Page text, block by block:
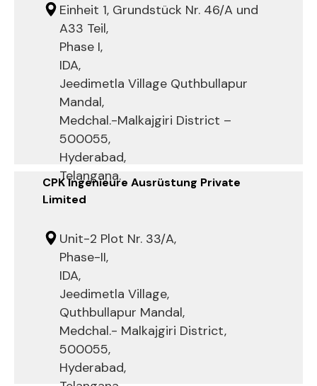
Einheit 1, Grundstück Nr. 46/A und
A33 Teil,
Phase I,
IDA,
Jeedimetla Village Quthbullapur
Mandal,
Medchal.-Malkajgiri District –
500055,
Hyderabad,
Telangana.
CPK Ingenieure Ausrüstung Private
Limited
Unit-2 Plot Nr. 33/A,
Phase-II,
IDA,
Jeedimetla Village,
Quthbullapur Mandal,
Medchal.- Malkajgiri District,
500055,
Hyderabad,